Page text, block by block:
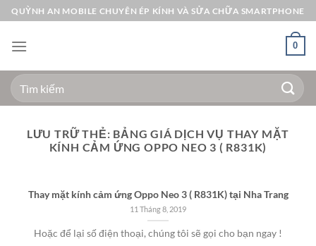
Bỏ
qua
nội
QUỲNH AN MOBILE CHUYÊN ÉP KÍNH VÀ SỬA CHỮA SMARTPHONE
0
Tìm
kiếm:
LƯU TRỮ THẺ: BẢNG GIÁ DỊCH VỤ THAY MẶT
KÍNH CẢM ỨNG OPPO NEO 3 ( R831K)
Thay mặt kính cảm ứng Oppo Neo 3 ( R831K) tại Nha Trang
11 Tháng 8, 2019
Hoặc để lại số điện thoại, chúng tôi sẽ gọi cho bạn ngay !